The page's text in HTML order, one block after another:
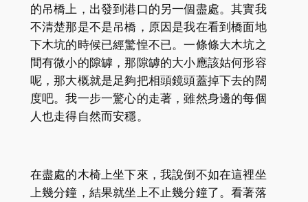
的吊橋上，出發到港口的另一個盡處。其實我
不清楚那是不是吊橋，原因是我在看到橋面地
下木坑的時候已經驚惶不已。一條條大木坑之
間有微小的隙罅，那隙罅的大小應該姑何形容
呢，那大概就是足夠把相頭鏡頭蓋掉下去的闊
度吧。我一步一驚心的走著，雖然身邊的每個
人也走得自然而安穩。
在盡處的木椅上坐下來，我說倒不如在這裡坐
上幾分鐘，結果就坐上不止幾分鐘了。看著落